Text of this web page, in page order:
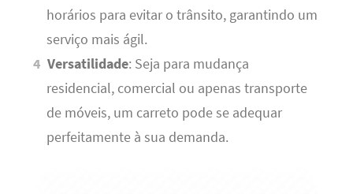
horários para evitar o trânsito, garantindo um
serviço mais ágil.
Versatilidade: Seja para mudança
residencial, comercial ou apenas transporte
de móveis, um carreto pode se adequar
perfeitamente à sua demanda.